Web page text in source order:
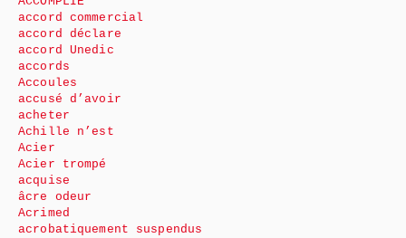
accord commercial
accord déclare
accord Unedic
accords
Accoules
accusé d’avoir
acheter
Achille n’est
Acier
Acier trompé
acquise
âcre odeur
Acrimed
acrobatiquement suspendus